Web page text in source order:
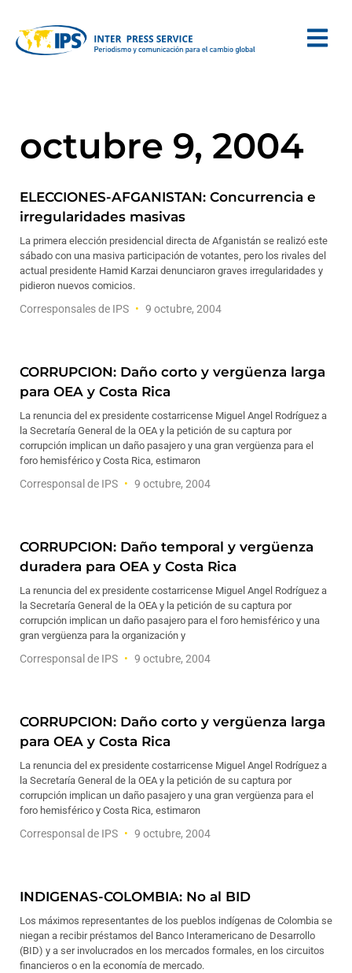
octubre 9, 2004
ELECCIONES-AFGANISTAN: Concurrencia e
irregularidades masivas
La primera elección presidencial directa de Afganistán se realizó este
sábado con una masiva participación de votantes, pero los rivales del
actual presidente Hamid Karzai denunciaron graves irregularidades y
pidieron nuevos comicios.
Corresponsales de IPS 9 octubre, 2004
CORRUPCION: Daño corto y vergüenza larga
para OEA y Costa Rica
La renuncia del ex presidente costarricense Miguel Angel Rodríguez a
la Secretaría General de la OEA y la petición de su captura por
corrupción implican un daño pasajero y una gran vergüenza para el
foro hemisférico y Costa Rica, estimaron
Corresponsal de IPS 9 octubre, 2004
CORRUPCION: Daño temporal y vergüenza
duradera para OEA y Costa Rica
La renuncia del ex presidente costarricense Miguel Angel Rodríguez a
la Secretaría General de la OEA y la petición de su captura por
corrupción implican un daño pasajero para el foro hemisférico y una
gran vergüenza para la organización y
Corresponsal de IPS 9 octubre, 2004
CORRUPCION: Daño corto y vergüenza larga
para OEA y Costa Rica
La renuncia del ex presidente costarricense Miguel Angel Rodríguez a
la Secretaría General de la OEA y la petición de su captura por
corrupción implican un daño pasajero y una gran vergüenza para el
foro hemisférico y Costa Rica, estimaron
Corresponsal de IPS 9 octubre, 2004
INDIGENAS-COLOMBIA: No al BID
Los máximos representantes de los pueblos indígenas de Colombia se
niegan a recibir préstamos del Banco Interamericano de Desarrollo
(BID) y a ser involucrados en los mercados formales, en los circuitos
financieros o en la economía de mercado.